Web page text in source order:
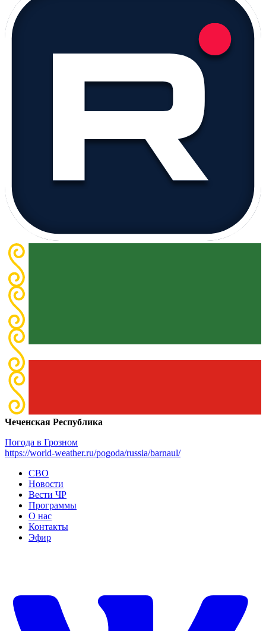
Чеченская Республика
Погода в Грозном
https://world-weather.ru/pogoda/russia/barnaul/
СВО
Новости
Вести ЧР
Программы
О нас
Контакты
Эфир